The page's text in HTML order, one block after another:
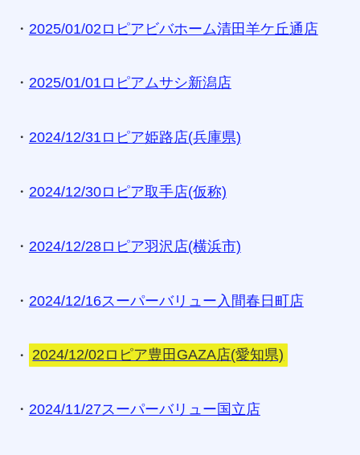
・ 2025/01/02ロピアビバホーム清田羊ケ丘通店
・ 2025/01/01ロピアムサシ新潟店
・ 2024/12/31ロピア姫路店(兵庫県)
・ 2024/12/30ロピア取手店(仮称)
・ 2024/12/28ロピア羽沢店(横浜市)
・ 2024/12/16スーパーバリュー入間春日町店
・ 2024/12/02ロピア豊田GAZA店(愛知県)
・ 2024/11/27スーパーバリュー国立店